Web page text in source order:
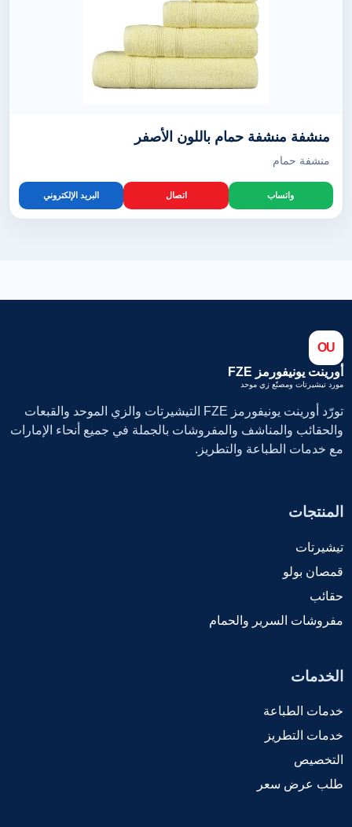
منشفة منشفة حمام باللون الأصفر
منشفة حمام
واتساب اتصال البريد الإلكتروني
OU
أورينت يونيفورمز FZE
مورد تيشيرتات ومصنّع زي موحد
تورّد أورينت يونيفورمز FZE التيشيرتات والزي الموحد والقبعات
والحقائب والمناشف والمفروشات بالجملة في جميع أنحاء الإمارات
مع خدمات الطباعة والتطريز.
المنتجات
تيشيرتات
قمصان بولو
حقائب
مفروشات السرير والحمام
الخدمات
خدمات الطباعة
خدمات التطريز
التخصيص
طلب عرض سعر